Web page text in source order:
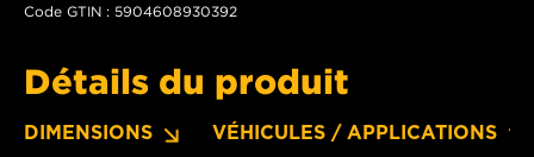
Code GTIN : 5904608930392
Détails du produit
DIMENSIONS VÉHICULES / APPLICATIONS